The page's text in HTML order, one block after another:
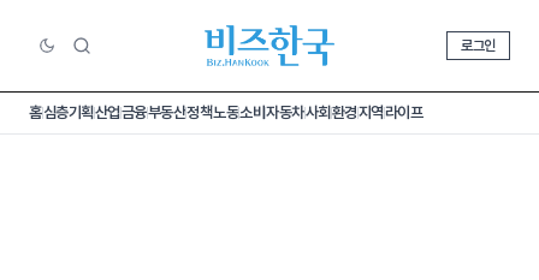
로그인
홈심층기획산업금융부동산정책노동소비 자동차사회환경지역라이프